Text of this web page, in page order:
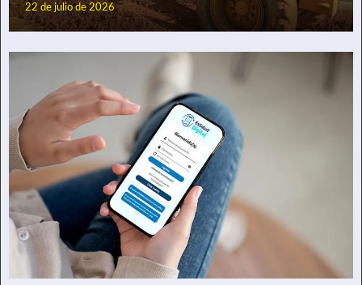
22 de julio de 2026